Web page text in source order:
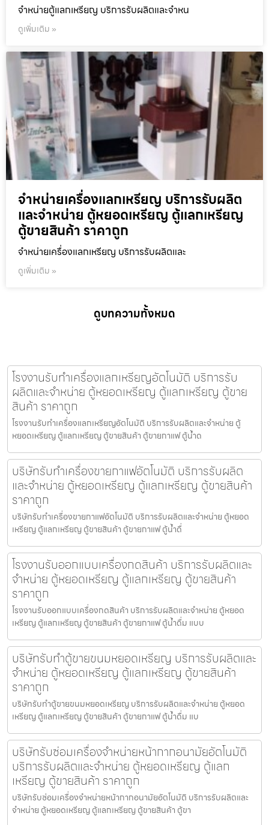
จำหน่ายตู้แลกเหรียญ บริการรับผลิตและจำหน
ดูเพิ่มเติม »
จำหน่ายเครื่องแลกเหรียญ บริการรับผลิต
และจำหน่าย ตู้หยอดเหรียญ ตู้แลกเหรียญ
ตู้ขายสินค้า ราคาถูก
จำหน่ายเครื่องแลกเหรียญ บริการรับผลิตและ
ดูเพิ่มเติม »
ดูบทความทั้งหมด
โรงงานรับทำเครื่องแลกเหรียญ​อัตโนมัติ บริการรับ
ผลิตและจำหน่าย ตู้หยอดเหรียญ ตู้แลกเหรียญ ตู้ขาย
สินค้า ราคาถูก
โรงงานรับทำเครื่องแลกเหรียญ​อัตโนมัติ บริการรับผลิตและจำหน่าย ตู้
หยอดเหรียญ ตู้แลกเหรียญ ตู้ขายสินค้า ตู้ขายกาแฟ ตู้น้ำด
บริษัทรับทำเครื่องขายกาแฟ​อัตโนมัติ บริการรับผลิต
และจำหน่าย ตู้หยอดเหรียญ ตู้แลกเหรียญ ตู้ขายสินค้า
ราคาถูก
บริษัทรับทำเครื่องขายกาแฟ​อัตโนมัติ บริการรับผลิตและจำหน่าย ตู้หยอด
เหรียญ ตู้แลกเหรียญ ตู้ขายสินค้า ตู้ขายกาแฟ ตู้น้ำดื่
โรงงานรับออกแบบเครื่องกดสินค้า บริการรับผลิตและ
จำหน่าย ตู้หยอดเหรียญ ตู้แลกเหรียญ ตู้ขายสินค้า
ราคาถูก
โรงงานรับออกแบบเครื่องกดสินค้า บริการรับผลิตและจำหน่าย ตู้หยอด
เหรียญ ตู้แลกเหรียญ ตู้ขายสินค้า ตู้ขายกาแฟ ตู้น้ำดื่ม แบบ
บริษัทรับทำตู้ขายขนมหยอดเหรียญ​ บริการรับผลิตและ
จำหน่าย ตู้หยอดเหรียญ ตู้แลกเหรียญ ตู้ขายสินค้า
ราคาถูก
บริษัทรับทำตู้ขายขนมหยอดเหรียญ​ บริการรับผลิตและจำหน่าย ตู้หยอด
เหรียญ ตู้แลกเหรียญ ตู้ขายสินค้า ตู้ขายกาแฟ ตู้น้ำดื่ม แบ
บริษัทรับซ่อมเครื่องจำหน่ายหน้ากากอนามัย​อัตโนมัติ
บริการรับผลิตและจำหน่าย ตู้หยอดเหรียญ ตู้แลก
เหรียญ ตู้ขายสินค้า ราคาถูก
บริษัทรับซ่อมเครื่องจำหน่ายหน้ากากอนามัย​อัตโนมัติ บริการรับผลิตและ
จำหน่าย ตู้หยอดเหรียญ ตู้แลกเหรียญ ตู้ขายสินค้า ตู้ขา